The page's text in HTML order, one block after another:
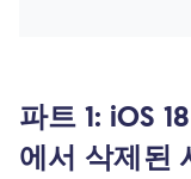
파트 1: iOS
에서 삭제된